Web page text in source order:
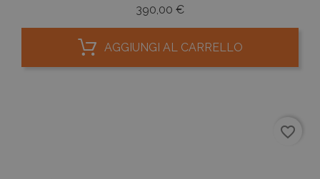
390,00 €Prezzo
AGGIUNGI AL CARRELLO
favorite_border